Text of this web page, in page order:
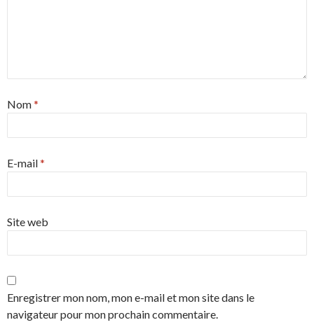
Nom*
E-mail*
Site web
Enregistrer mon nom, mon e-mail et mon site dans le
navigateur pour mon prochain commentaire.